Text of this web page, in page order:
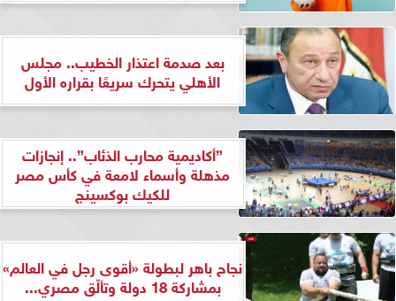
بعد صدمة اعتذار الخطيب.. مجلس
الأهلي يتحرك سريعًا بقراره الأول
”أكاديمية محارب الذئاب”.. إنجازات
مذهلة وأسماء لامعة في كأس مصر
للكيك بوكسينج
نجاح باهر لبطولة «أقوى رجل في العالم»
بمشاركة 18 دولة وتألّق مصري...